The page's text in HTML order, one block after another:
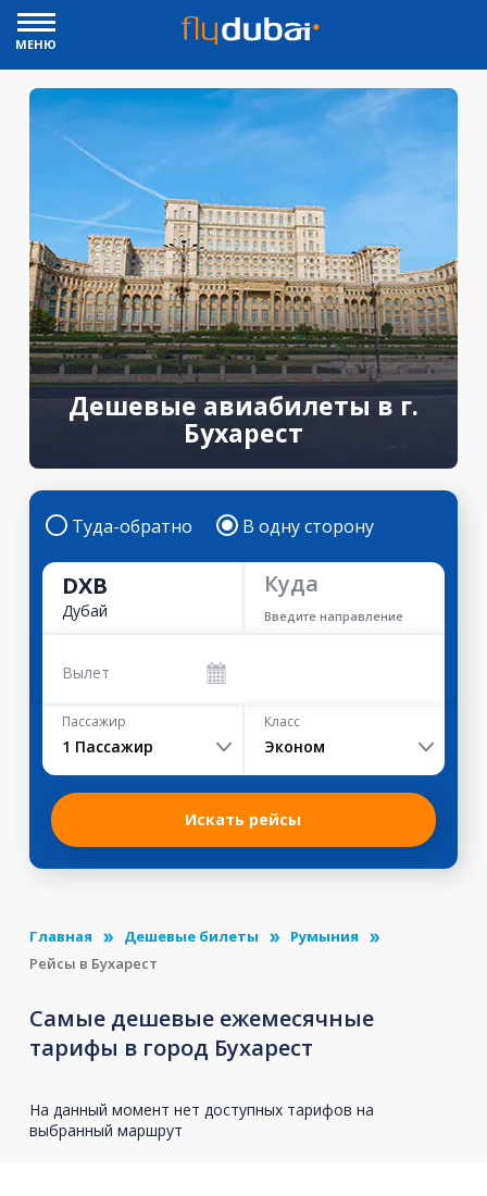
МЕНЮ
Дешевые авиабилеты в г.
Бухарест
Туда-обратно В одну сторону
DXB
Дубай
Куда
Введите направление
Вылет
Пассажир
1 Пассажир
Класс
Эконом
Искать рейсы
Главная Дешевые билеты
Румыния
Рейсы в Бухарест
Самые дешевые ежемесячные
тарифы в город Бухарест
На данный момент нет доступных тарифов на
выбранный маршрут